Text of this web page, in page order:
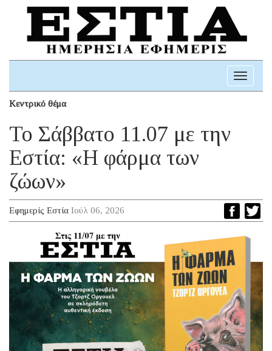
Toggle
Κεντρικό θέμα
Το Σάββατο 11.07 με την
Εστία: «Η φάρμα των
ζώων»
Εφημερίς Εστία Ιούλ 06, 2026